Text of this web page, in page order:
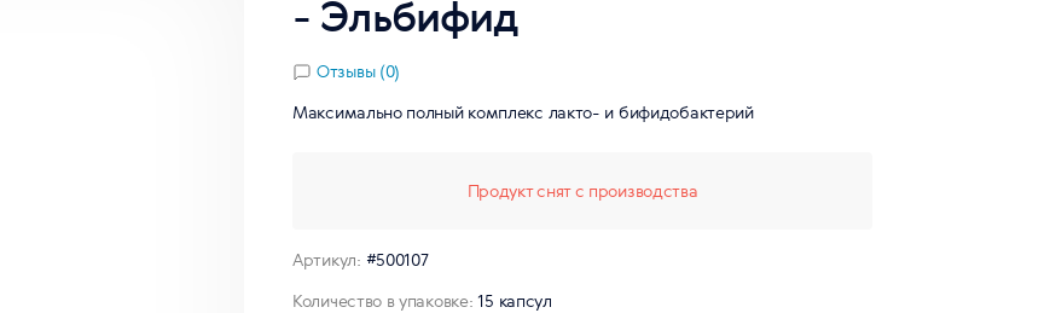
- Эльбифид
Отзывы (0)
Максимально полный комплекс лакто- и бифидобактерий
Продукт снят с производства
Артикул: #500107
Количество в упаковке: 15 капсул